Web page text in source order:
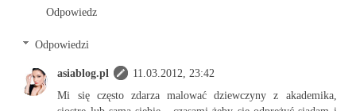
Odpowiedz
Odpowiedzi
asiablog.pl
11.03.2012, 23:42
Mi się często zdarza malować dziewczyny z akademika,